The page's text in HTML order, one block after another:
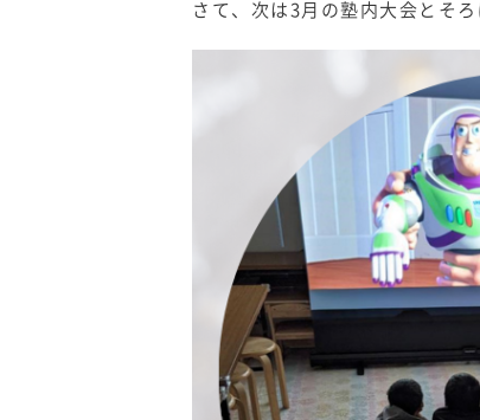
さて、次は3月の塾内大会とそ